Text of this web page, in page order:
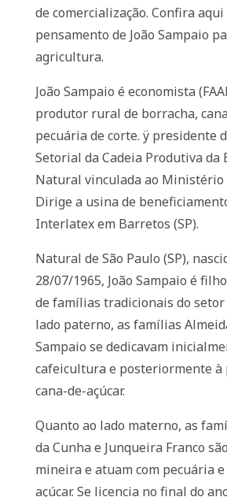
de comercialização. Confira
pensamento de João Sampaio
agricultura.
João Sampaio é economista
produtor rural de borracha,
pecuária de corte. ÿ presidente
Setorial da Cadeia Produtiva da
Natural vinculada ao Ministério
Dirige a usina de
Interlatex em Barretos (SP).
Natural de São Paulo (SP),
28/07/1965, João Sampaio é
de famílias tradicionais do
lado paterno, as famílias
Sampaio se dedicavam
cafeicultura e posteriormente à
cana-de-açúcar.
Quanto ao lado materno, as
da Cunha e Junqueira Franco
mineira e atuam com pecuária e
açúcar. Se licencia no final do